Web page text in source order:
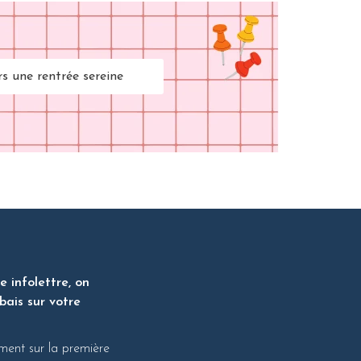
une rentrée sereine
infolettre, on
sur votre
sur la première